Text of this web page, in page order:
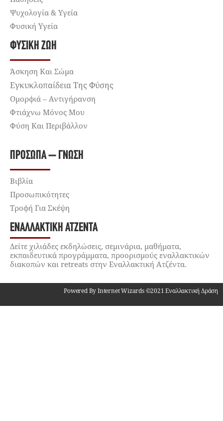
Ψυχολογία & Υγεία
Φυσική Υγεία
ΦΥΣΙΚΉ ΖΩΉ
Άσκηση Και Σώμα
Εγκυκλοπαίδεια Της Φύσης
Ομορφιά – Αντιγήρανση
Φτιάχνω Μόνος Μου
Φύση Και Περιβάλλον
ΠΡΌΣΩΠΑ – ΓΝΏΣΗ
Βιβλία
Προσωπικότητες
Τροφή Για Σκέψη
ΕΝΑΛΛΑΚΤΙΚΉ ΑΤΖΈΝΤΑ
Δείτε χιλιάδες εκδηλώσεις, σεμινάρια, μαθήματα,
εκπαιδευτικά προγράμματα, προορισμούς εναλλακτικών
διακοπών και retreats στην Εναλλακτική Ατζέντα.
Powered By Internet Wizards ©2021 Εναλλακτική Δράση